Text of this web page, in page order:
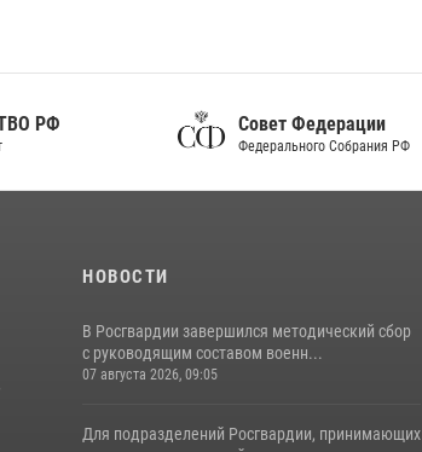
Совет Федерации
Федерального Собрания РФ
НОВОСТИ
В Росгвардии завершился методический сбор
с руководящим составом военн...
07 августа 2026, 09:05
Для подразделений Росгвардии, принимающих